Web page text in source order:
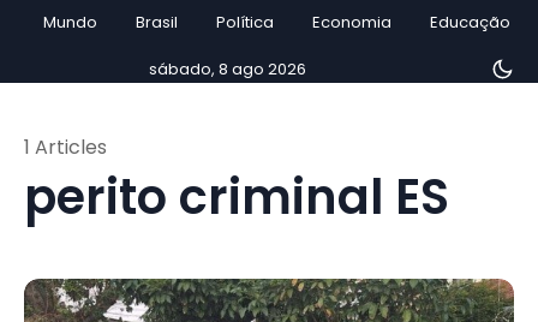
Mundo Brasil Política Economia Educação
sábado, 8 ago 2026
perito criminal ES
1 Articles